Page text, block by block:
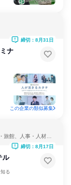
ナ
締切：8月31日
この企業の類似募集
旅館、人事・人材サ
ル
る
締切：8月17日